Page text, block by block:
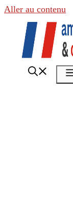
Aller au contenu